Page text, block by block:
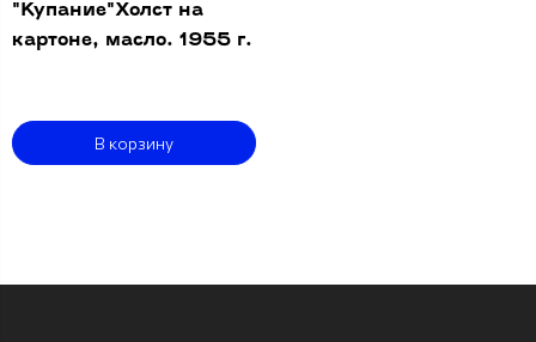
"Купание"Холст на
картоне, масло. 1955 г.
В корзину